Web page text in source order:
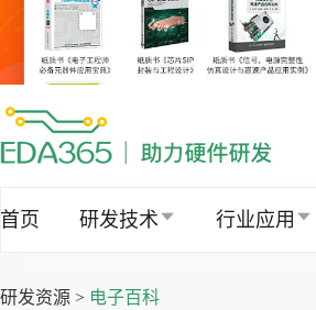
首页 研发技术 行业应用
研发资源 > 电子百科